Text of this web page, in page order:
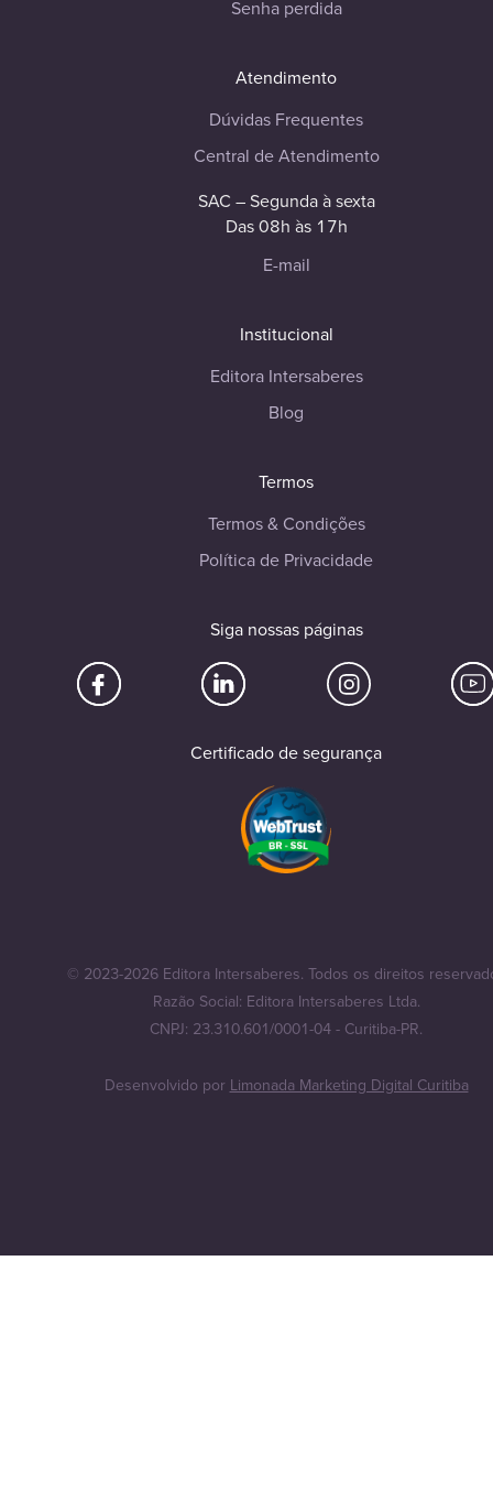
Senha perdida
Atendimento
Dúvidas Frequentes
Central de Atendimento
SAC – Segunda à sexta
Das 08h às 17h
E-mail
Institucional
Editora Intersaberes
Blog
Termos
Termos & Condições
Política de Privacidade
Siga nossas páginas
Certificado de segurança
© 2023-2026 Editora Intersaberes. Todos os direitos
Razão Social: Editora Intersaberes Ltda.
CNPJ: 23.310.601/0001-04 - Curitiba-PR.
Desenvolvido por Limonada Marketing Digital Curitiba